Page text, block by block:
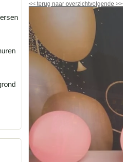
<< terug naar overzichtvolgende >>